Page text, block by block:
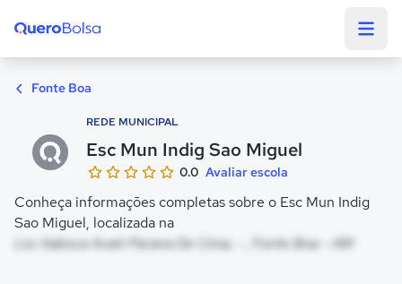
Fonte Boa
REDE MUNICIPAL
Esc Mun Indig Sao Miguel
0.0 Avaliar escola
Conheça informações completas sobre o Esc Mun Indig
Sao Miguel, localizada na
Loc Itaboca Auati Parana De Cima, - , Fonte Boa - AM